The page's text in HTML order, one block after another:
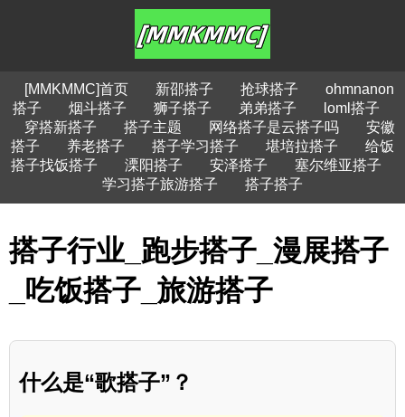
[MMKMMC]首页 新邵搭子 抢球搭子
ohmnanon
搭子
烟斗搭子 狮子搭子 弟弟搭子
loml搭子
穿搭新搭子
搭子主题 网络搭子是云搭子吗
安徽
搭子
养老搭子 搭子学习搭子 堪培拉搭子
给饭
搭子找饭搭子
溧阳搭子 安泽搭子
塞尔维亚搭子
学习搭子旅游搭子
搭子搭子
搭子行业_跑步搭子_漫展搭子
_吃饭搭子_旅游搭子
什么是“歌搭子”？